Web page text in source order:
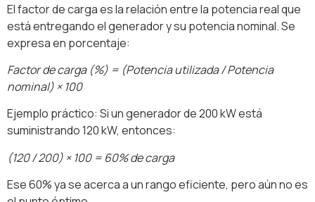
El factor de carga es la relación entre la potencia real que
está entregando el generador y su potencia nominal. Se
expresa en porcentaje:
Factor de carga (%) = (Potencia utilizada / Potencia
nominal) × 100
Ejemplo práctico: Si un generador de 200 kW está
suministrando 120 kW, entonces:
(120 / 200) × 100 = 60% de carga
Ese 60% ya se acerca a un rango eficiente, pero aún no es